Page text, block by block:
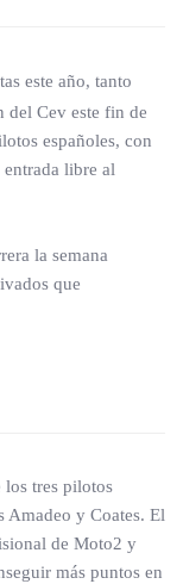
este año, tanto
del Cev este fin de
españoles, con
libre al
la semana
que
los tres pilotos
Amadeo y Coates. El
de Moto2 y
más puntos en